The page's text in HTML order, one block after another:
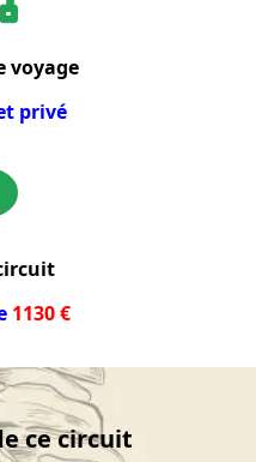
voyage
privé
1130 €
ce circuit